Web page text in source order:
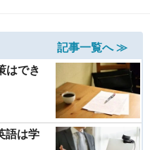
記事一覧へ ≫
はでき
語は学